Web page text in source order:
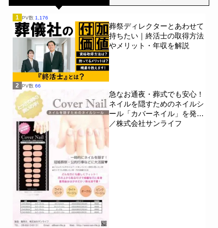
1 PV数 1,176
葬祭ディレクターとあわせて
持ちたい｜終活士の取得方法
やメリット・年収を解説
2 PV数 66
急なお通夜・葬式でも安心！
ネイルを隠すためのネイルシ
ール「カバーネイル」を発売
／株式会社サンライフ